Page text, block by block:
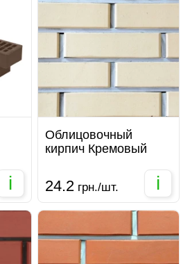
i
Облицовочный
кирпич Кремовый
24.2 грн./шт. i